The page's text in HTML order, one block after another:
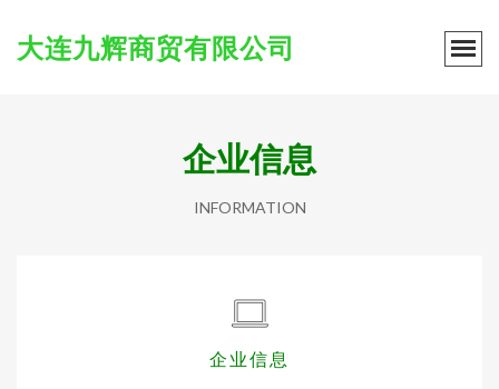
大连九辉商贸有限公司
企业信息
INFORMATION
企业信息